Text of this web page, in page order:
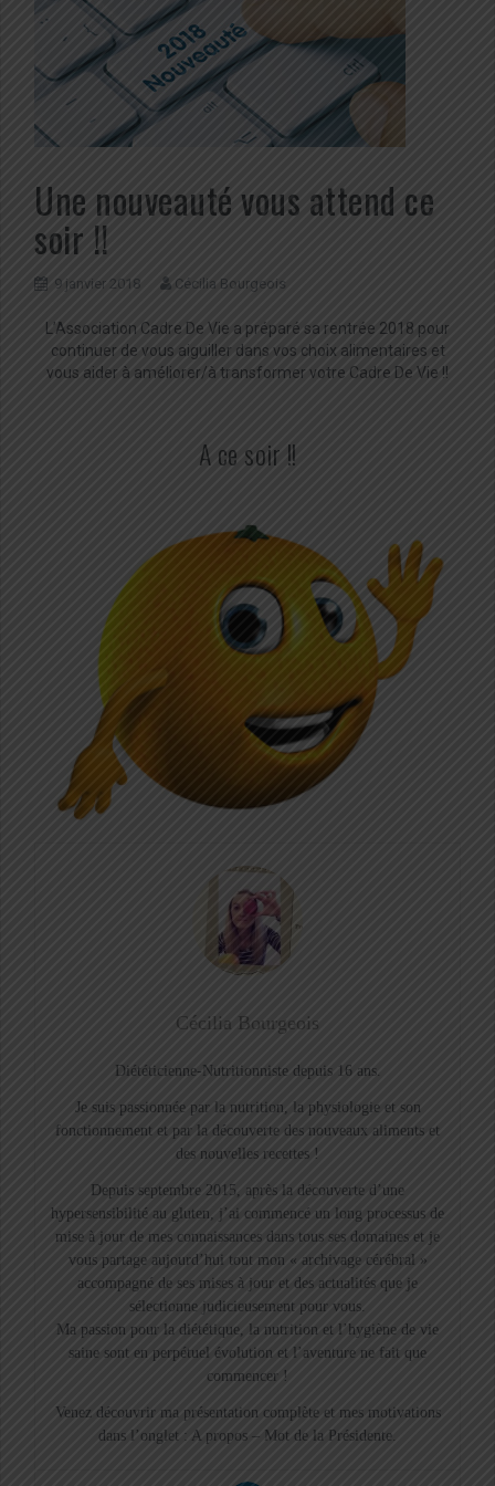
Une nouveauté vous attend ce
soir !!
9 janvier 2018 Cécilia Bourgeois
L’Association Cadre De Vie a préparé sa rentrée 2018 pour
continuer de vous aiguiller dans vos choix alimentaires et
vous aider à améliorer/à transformer votre Cadre De Vie !!
A ce soir !!
Cécilia Bourgeois
Diététicienne-Nutritionniste depuis 16 ans.
Je suis passionnée par la nutrition, la physiologie et son
fonctionnement et par la découverte des nouveaux aliments et
des nouvelles recettes !
Depuis septembre 2015, après la découverte d’une
hypersensibilité au gluten, j’ai commencé un long processus de
mise à jour de mes connaissances dans tous ses domaines et je
vous partage aujourd’hui tout mon « archivage cérébral »
accompagné de ses mises à jour et des actualités que je
sélectionne judicieusement pour vous.
Ma passion pour la diététique, la nutrition et l’hygiène de vie
saine sont en perpétuel évolution et l’aventure ne fait que
commencer !
Venez découvrir ma présentation complète et mes motivations
dans l’onglet : A propos – Mot de la Présidente.